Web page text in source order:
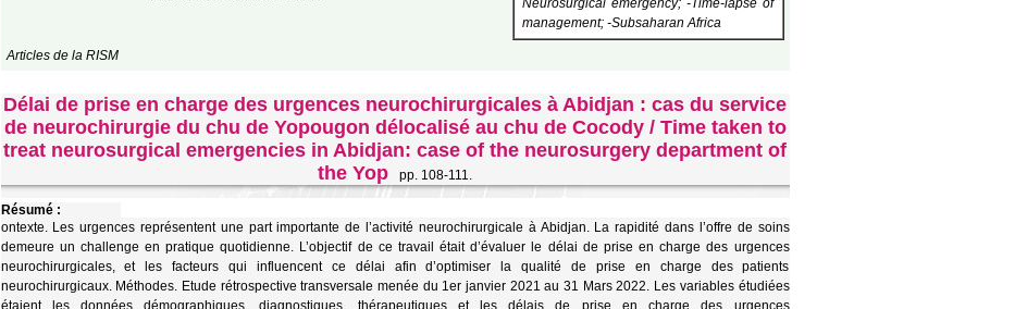
Neurosurgical emergency; -Time-lapse of
management; -Subsaharan Africa
Articles de la RISM
Délai de prise en charge des urgences neurochirurgicales à Abidjan : cas du service
de neurochirurgie du chu de Yopougon délocalisé au chu de Cocody / Time taken to
treat neurosurgical emergencies in Abidjan: case of the neurosurgery department of
the Yop
pp. 108-111.
Résumé :
ontexte. Les urgences représentent une part importante de l’activité neurochirurgicale à Abidjan. La rapidité dans l’offre de soins
demeure un challenge en pratique quotidienne. L’objectif de ce travail était d’évaluer le délai de prise en charge des urgences
neurochirurgicales, et les facteurs qui influencent ce délai afin d’optimiser la qualité de prise en charge des patients
neurochirurgicaux. Méthodes. Etude rétrospective transversale menée du 1er janvier 2021 au 31 Mars 2022. Les variables étudiées
étaient les données démographiques, diagnostiques, thérapeutiques et les délais de prise en charge des urgences